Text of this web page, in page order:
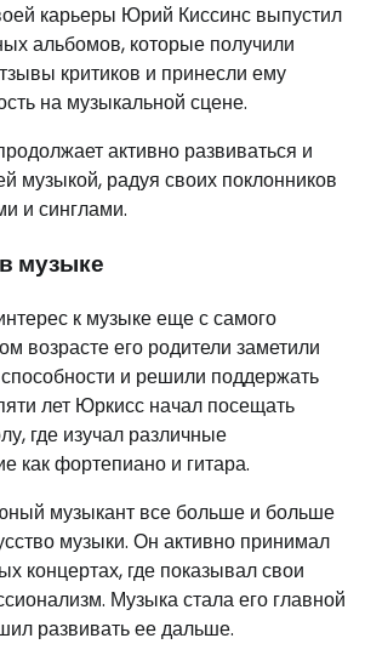
карьеры Юрий Киссинс выпустил
альбомов, которые получили
критиков и принесли ему
на музыкальной сцене.
активно развиваться и
музыкой, радуя своих поклонников
и синглами.
музыке
к музыке еще с самого
возрасте его родители заметили
и решили поддержать
лет Юркисс начал посещать
где изучал различные
как фортепиано и гитара.
музыкант все больше и больше
музыки. Он активно принимал
концертах, где показывал свои
Музыка стала его главной
развивать ее дальше.